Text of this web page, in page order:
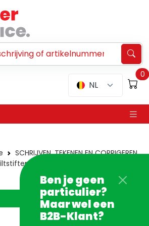
NL
0
Ben je geen
particulier?
Maar wel een
B2B-Klant?
SCHRIJVEN, TEKENEN EN CORRIGEREN